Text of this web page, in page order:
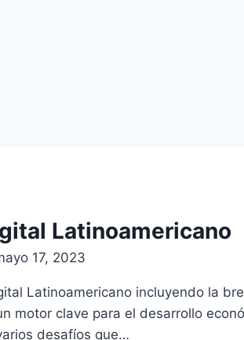
Latinoamericano
17, 2023
Latinoamericano incluyendo la
motor clave para el desarrollo
desafíos que…